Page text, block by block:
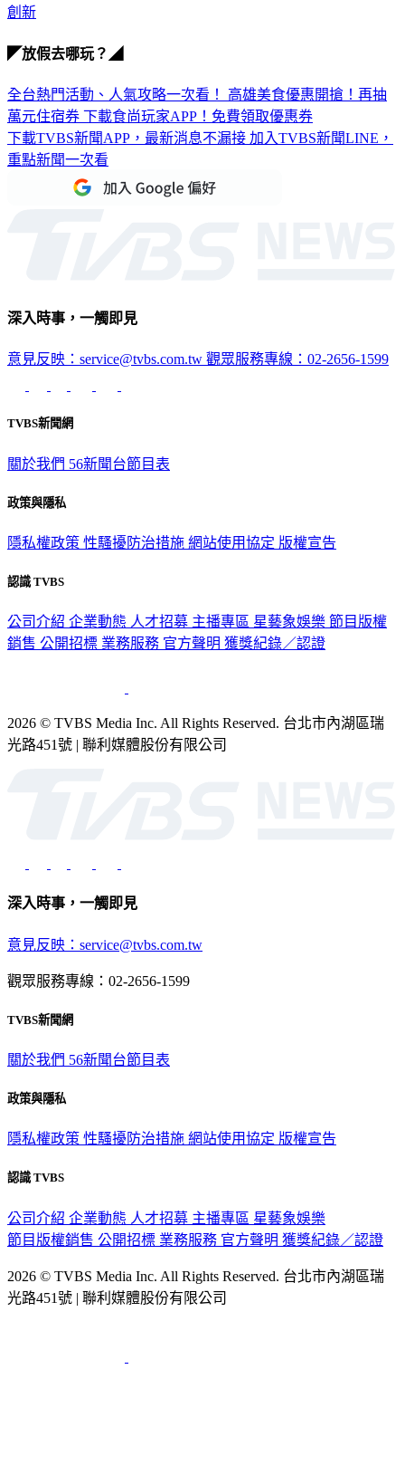
創新
◤放假去哪玩？◢
全台熱門活動、人氣攻略一次看！ 高雄美食優惠開搶！再抽
萬元住宿券 下載食尚玩家APP！免費領取優惠券
下載TVBS新聞APP，最新消息不漏接 加入TVBS新聞LINE，
重點新聞一次看
深入時事，一觸即見
意見反映：service@tvbs.com.tw 觀眾服務專線：02-2656-1599
TVBS新聞網
關於我們 56新聞台節目表
政策與隱私
隱私權政策 性騷擾防治措施 網站使用協定 版權宣告
認識 TVBS
公司介紹 企業動態 人才招募 主播專區 星藝象娛樂 節目版權
銷售 公開招標 業務服務 官方聲明 獲獎紀錄／認證
2026 © TVBS Media Inc. All Rights Reserved. 台北市內湖區瑞
光路451號 | 聯利媒體股份有限公司
深入時事，一觸即見
意見反映：service@tvbs.com.tw
觀眾服務專線：02-2656-1599
TVBS新聞網
關於我們 56新聞台節目表
政策與隱私
隱私權政策 性騷擾防治措施 網站使用協定 版權宣告
認識 TVBS
公司介紹 企業動態 人才招募 主播專區 星藝象娛樂
節目版權銷售 公開招標 業務服務 官方聲明 獲獎紀錄／認證
2026 © TVBS Media Inc. All Rights Reserved. 台北市內湖區瑞
光路451號 | 聯利媒體股份有限公司